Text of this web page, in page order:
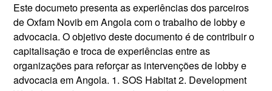
Este documeto presenta as experiências dos parceiros
de Oxfam Novib em Angola com o trabalho de lobby e
advocacia. O objetivo deste documento é de contribuir o
capitalisação e troca de experiências entre as
organizações para reforçar as intervenções de lobby e
advocacia em Angola. 1. SOS Habitat 2. Development